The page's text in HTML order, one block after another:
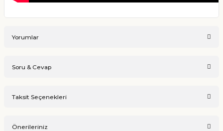
Yorumlar
Soru & Cevap
Taksit Seçenekleri
Önerileriniz